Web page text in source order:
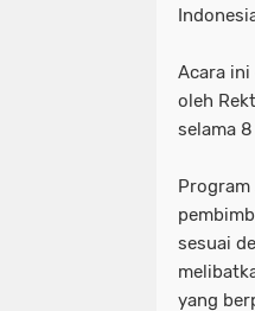
Acara ini
oleh
selama
sesuai
yang